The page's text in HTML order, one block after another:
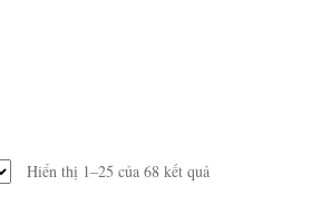
Hiển thị 1–25 của 68 kết quả